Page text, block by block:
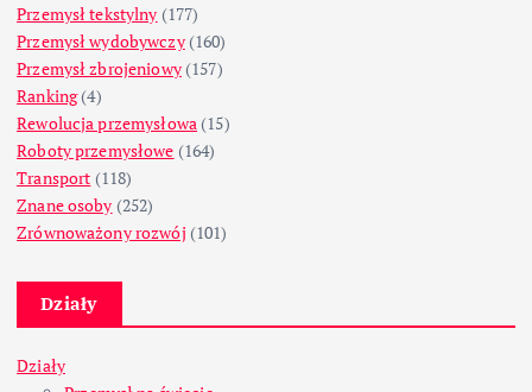
Przemysł tekstylny (177)
Przemysł wydobywczy(160)
Przemysł zbrojeniowy(157)
Ranking(4)
Rewolucja przemysłowa (15)
Roboty przemysłowe (164)
Transport (118)
Znane osoby (252)
Zrównoważony rozwój (101)
Działy
Działy